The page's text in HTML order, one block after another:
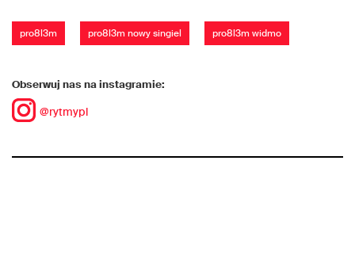
pro8l3m pro8l3m nowy singiel pro8l3m widmo
Obserwuj nas na instagramie:
@rytmypl